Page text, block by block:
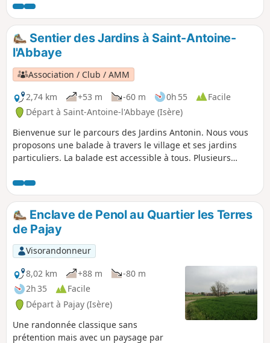
Chapelle Saint-Jean le Fromental est assez
grande et abrite un petit cimetière très
ancien. Le retour vous ramène droit sur
l'abbaye comme les pèlerins de l'époque "du
mal ardent". Vous pouvez effectuer dans la
même journée la randonnée, la visite de la
ville et des monuments si vous arrivez assez
tôt le matin.
Sentier des Jardins à Saint-Antoine-
l'Abbaye
Association / Club / AMM
2,74 km
+53 m -60 m 0h 55
Facile
Départ à Saint-Antoine-l'Abbaye (Isère)
Bienvenue sur le parcours des Jardins Antonin. Nous vous
proposons une balade à travers le village et ses jardins
particuliers. La balade est accessible à tous. Plusieurs
veuillez respecter les lieux et ne pas empiéter dans les
jardins.
Enclave de Penol au Quartier les Terres
de Pajay
Visorandonneur
8,02 km
+88 m
-80 m
2h 35
Facile
Départ à Pajay (Isère)
Une randonnée classique sans
prétention mais avec un paysage par